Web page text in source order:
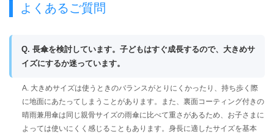
よくあるご質問
Q. 長傘を検討しています。子どもはすぐ成長するので、大きめサ
イズにするか迷っています。
A. 大きめサイズは使うときのバランスがとりにくかったり、持ち歩く際
に地面にあたってしまうことがあります。また、裏面コーティング付きの
晴雨兼用傘は同じ親骨サイズの雨傘に比べて重さがあるため、お子さまに
よっては使いにくく感じることもあります。身長に適したサイズを基本